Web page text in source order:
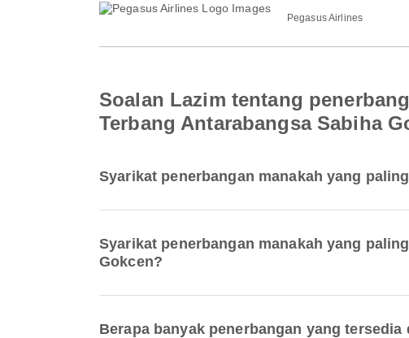
Pegasus Airlines
Soalan Lazim tentang
Terbang Antarabangsa Sabiha
Syarikat penerbangan manakah yang
Syarikat penerbangan manakah yang
Gokcen?
Berapa banyak penerbangan yang